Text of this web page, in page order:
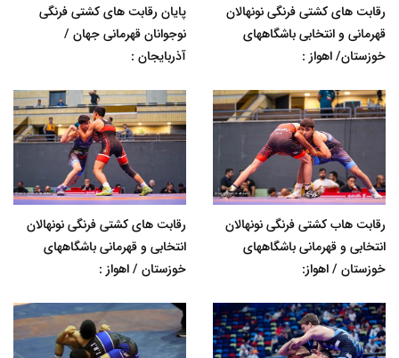
رقابت های کشتی فرنگی نونهالان
قهرمانی و انتخابی باشگاههای
خوزستان/ اهواز :
پایان رقابت های کشتی فرنگی
نوجوانان قهرمانی جهان /
آذربایجان :
رقابت هاب کشتی فرنگی نونهالان
انتخابی و قهرمانی باشگاههای
خوزستان / اهواز:
رقابت های کشتی فرنگی نونهالان
انتخابی و قهرمانی باشگاههای
خوزستان / اهواز :